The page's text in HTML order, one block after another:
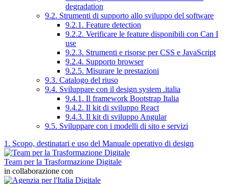
degradation
9.2. Strumenti di supporto allo sviluppo del software
9.2.1. Feature detection
9.2.2. Verificare le feature disponibili con Can I
use
9.2.3. Strumenti e risorse per CSS e JavaScript
9.2.4. Supporto browser
9.2.5. Misurare le prestazioni
9.3. Catalogo del riuso
9.4. Sviluppare con il design system .italia
9.4.1. Il framework Bootstrap Italia
9.4.2. Il kit di sviluppo React
9.4.3. Il kit di sviluppo Angular
9.5. Sviluppare con i modelli di sito e servizi
1. Scopo, destinatari e uso del Manuale operativo di design
Team per la Trasformazione Digitale
in collaborazione con